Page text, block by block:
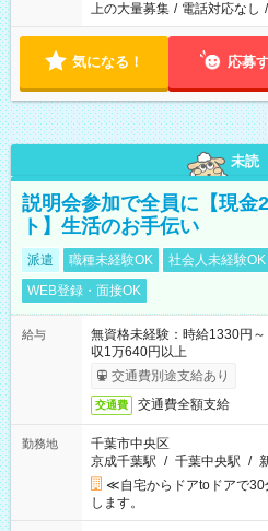
上の大量募集 / 電話対応なし /
気になる！ 応募
未読
説明会参加で全員に【現金
ト】生活のお手伝い
派遣 職種未経験OK 社会人未経験OK
WEB登録・面接OK
給与
無資格未経験：時給1330
収1万640円以上
交通費別途支給あり
交通費 交通費全額支給
勤務地
千葉市中央区
京成千葉駅 / 千葉中央駅 /
≪自宅からドアtoドアで
します。